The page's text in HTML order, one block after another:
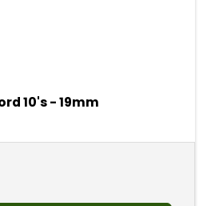
10's - 19mm